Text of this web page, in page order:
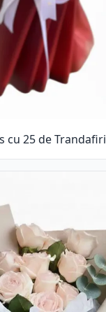
cu 25 de Trandafiri